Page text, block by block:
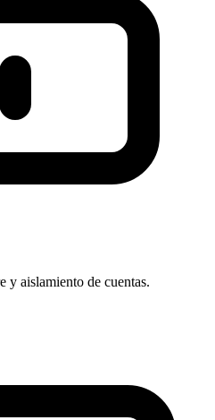
y aislamiento de cuentas.